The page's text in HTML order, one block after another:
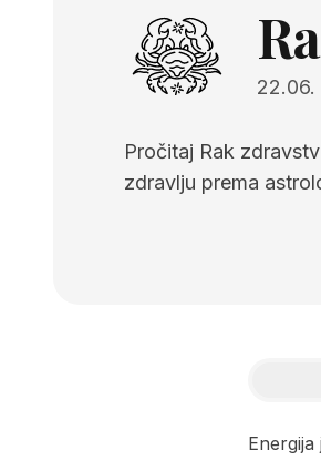
22.06.
Pročitaj Rak
zdravlju prema